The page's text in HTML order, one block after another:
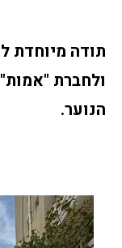
תודה מיוחדת
ולחברת
הנוער.